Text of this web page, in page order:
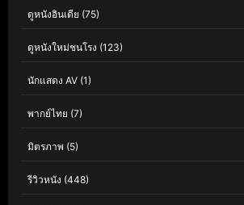
ดูหนังอินเดีย (75)
ดูหนังใหม่ชนโรง (123)
นักแสดง AV (1)
พากย์ไทย (7)
มิตรภาพ (5)
รีวิวหนัง (448)